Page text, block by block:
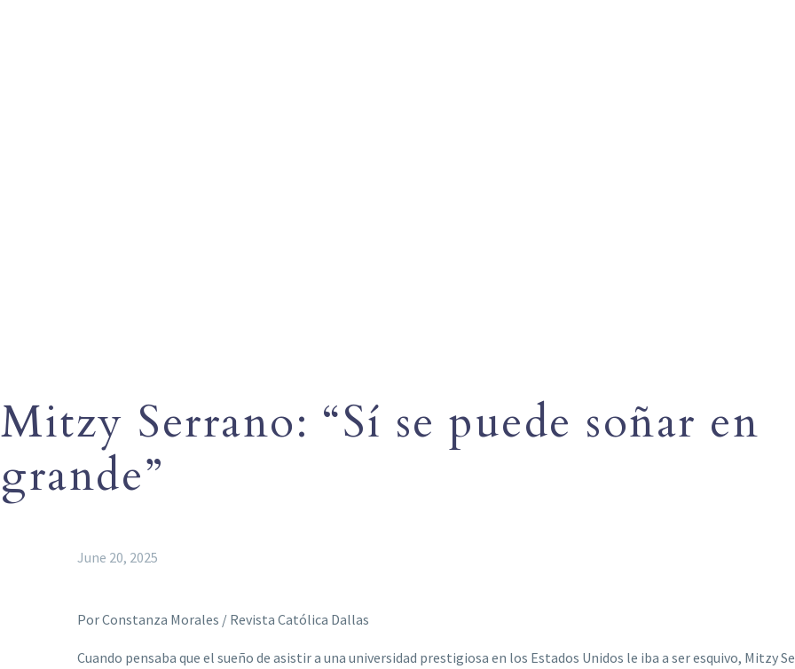
Mitzy Serrano: “Sí se puede soñar en
grande”
June 20, 2025
Por Constanza Morales / Revista Católica Dallas
Cuando pensaba que el sueño de asistir a una universidad prestigiosa en los Estados Unidos le iba a ser esquivo, Mitzy